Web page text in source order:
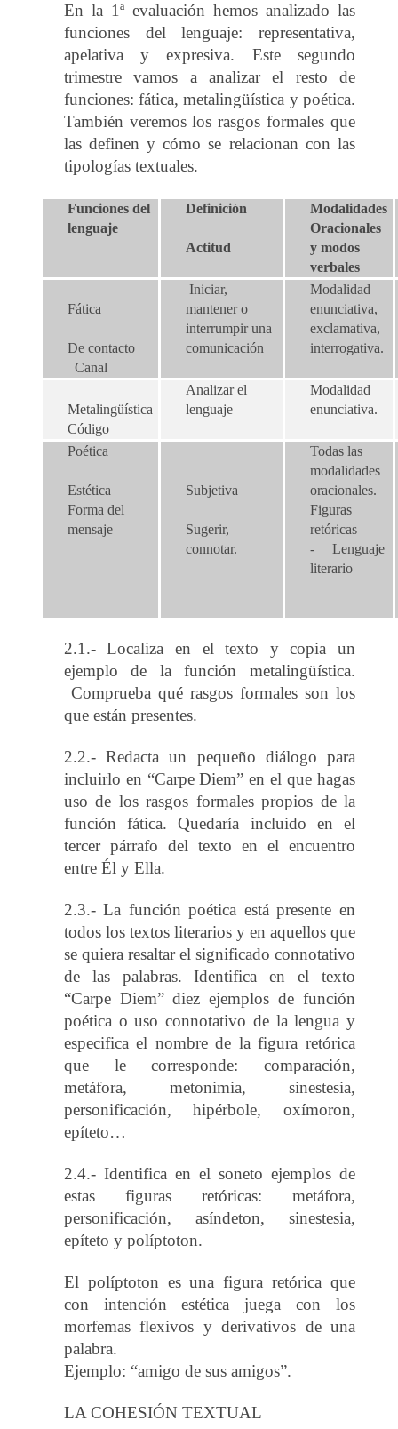
En la 1ª evaluación hemos analizado las
funciones del lenguaje: representativa,
apelativa y expresiva. Este segundo
trimestre vamos a analizar el resto de
funciones: fática, metalingüística y poética.
También veremos los rasgos formales que
las definen y cómo se relacionan con las
tipologías textuales.
Funciones del
lenguaje
Definición
Actitud
Modalidades
Oracionales
y modos
verbales
Fática
De contacto
Canal
Iniciar,
mantener o
interrumpir una
comunicación
Modalidad
enunciativa,
exclamativa,
interrogativa.
Metalingüística
Código
Analizar el
lenguaje
Modalidad
enunciativa.
Poética
Estética
Forma del
mensaje
Subjetiva
Sugerir,
connotar.
Todas las
modalidades
oracionales.
Figuras
retóricas
- Lenguaje
literario
2.1.- Localiza en el texto y copia un
ejemplo de la función metalingüística.
Comprueba qué rasgos formales son los
que están presentes.
2.2.- Redacta un pequeño diálogo para
incluirlo en “Carpe Diem” en el que hagas
uso de los rasgos formales propios de la
función fática. Quedaría incluido en el
tercer párrafo del texto en el encuentro
entre Él y Ella.
2.3.- La función poética está presente en
todos los textos literarios y en aquellos que
se quiera resaltar el significado connotativo
de las palabras. Identifica en el texto
“Carpe Diem” diez ejemplos de función
poética o uso connotativo de la lengua y
especifica el nombre de la figura retórica
que le corresponde: comparación,
metáfora, metonimia, sinestesia,
personificación, hipérbole, oxímoron,
epíteto…
2.4.- Identifica en el soneto ejemplos de
estas figuras retóricas: metáfora,
personificación, asíndeton, sinestesia,
epíteto y políptoton.
El políptoton es una figura retórica que
con intención estética juega con los
morfemas flexivos y derivativos de una
palabra.
Ejemplo: “amigo de sus amigos”.
LA COHESIÓN TEXTUAL